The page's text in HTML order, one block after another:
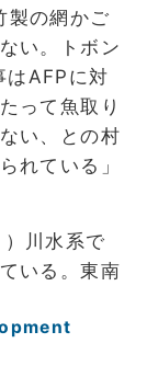
製の網かご
い。トボン
はAFPに対
って魚取り
い、との村
れている」
）川水系で
いる。東南